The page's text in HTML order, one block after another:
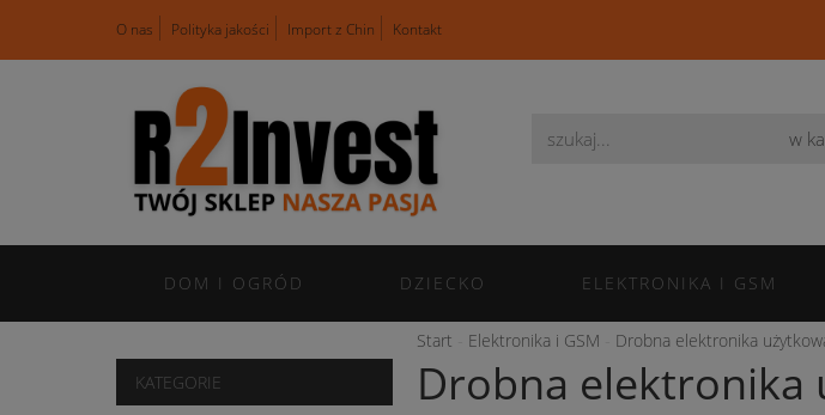
O nas Polityka jakości Import z Chin Kontakt
DOM I OGRÓD DZIECKO ELEKTRONIKA I GSM
Start Elektronika i GSM Drobna elektronika
Drobna elektronika
KATEGORIE